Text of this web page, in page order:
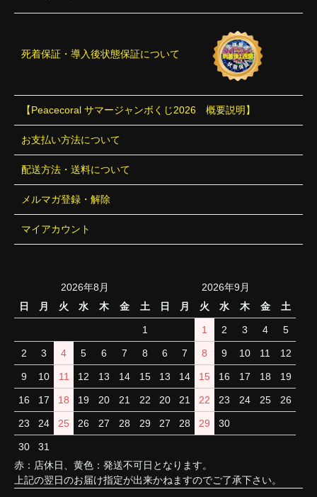
死着保証・導入後状態保証について
【Peacecoral サマージャンボくじ2026 概要説明】
お支払い方法について
配送方法・送料について
メルマガ登録・解除
マイアカウント
2026年8月
日
月 火 水 木 金 土
1
2 3 4 5 6 7 8
9 10 11 12 13 14 15
16 17 18 19 20 21 22
23 24 25 26 27 28 29
30 31
2026年9月
日
月 火 水 木 金 土
1 2 3 4 5
6 7 8 9 10 11 12
13 14 15 16 17 18 19
20 21 22 23 24 25 26
27 28 29 30
赤：店休日、黄色：発送不可日となります。
上記の翌日のお届け指定が出来かねますのでご了承下さい。